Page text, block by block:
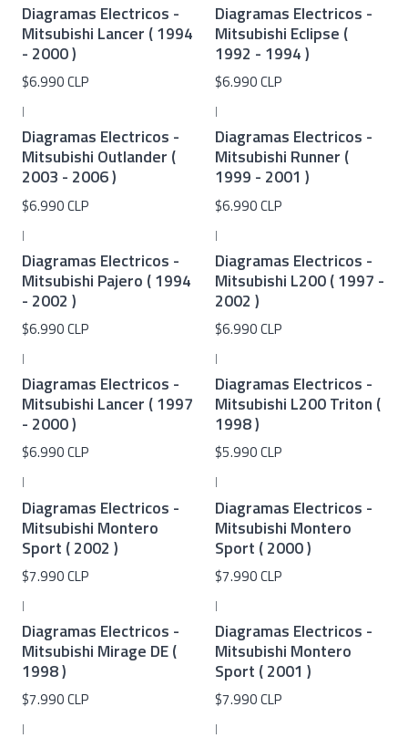
Diagramas Electricos -
Mitsubishi Lancer ( 1994
- 2000 )
$6.990 CLP
Diagramas Electricos -
Mitsubishi Eclipse (
1992 - 1994 )
$6.990 CLP
|
Diagramas Electricos -
Mitsubishi Outlander (
2003 - 2006 )
$6.990 CLP
|
Diagramas Electricos -
Mitsubishi Runner (
1999 - 2001 )
$6.990 CLP
|
Diagramas Electricos -
Mitsubishi Pajero ( 1994
- 2002 )
$6.990 CLP
|
Diagramas Electricos -
Mitsubishi L200 ( 1997 -
2002 )
$6.990 CLP
|
Diagramas Electricos -
Mitsubishi Lancer ( 1997
- 2000 )
$6.990 CLP
|
Diagramas Electricos -
Mitsubishi L200 Triton (
1998 )
$5.990 CLP
|
Diagramas Electricos -
Mitsubishi Montero
Sport ( 2002 )
$7.990 CLP
|
Diagramas Electricos -
Mitsubishi Montero
Sport ( 2000 )
$7.990 CLP
|
Diagramas Electricos -
Mitsubishi Mirage DE (
1998 )
$7.990 CLP
|
Diagramas Electricos -
Mitsubishi Montero
Sport ( 2001 )
$7.990 CLP
| |